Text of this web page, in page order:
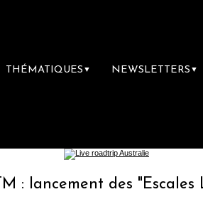
THÉMATIQUES ▼ NEWSLETTERS ▼
des "Escales